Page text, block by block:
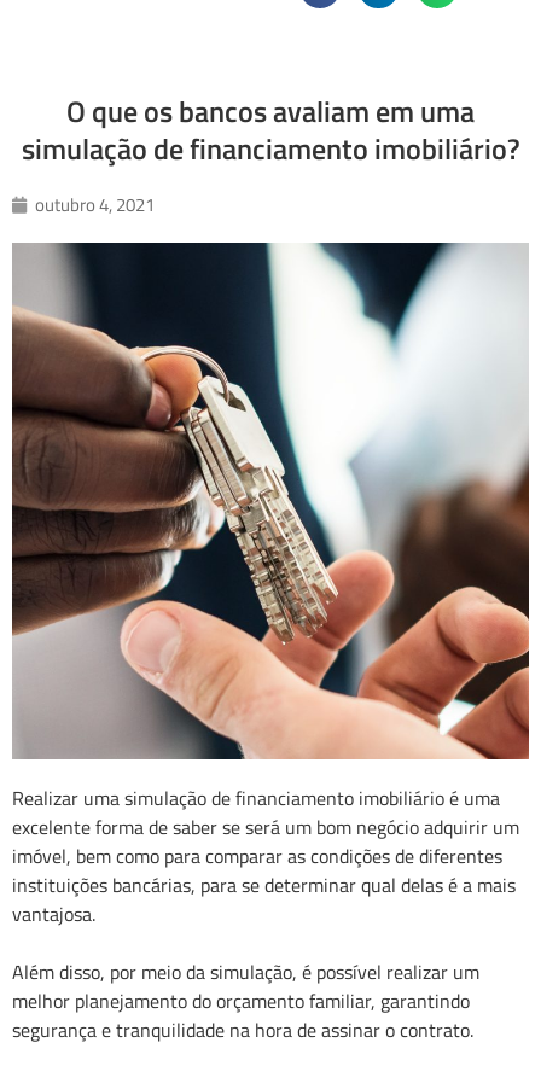
O que os bancos avaliam em uma
simulação de financiamento imobiliário?
outubro 4, 2021
Realizar uma simulação de financiamento imobiliário é uma
excelente forma de saber se será um bom negócio adquirir um
imóvel, bem como para comparar as condições de diferentes
instituições bancárias, para se determinar qual delas é a mais
vantajosa.
Além disso, por meio da simulação, é possível realizar um
melhor planejamento do orçamento familiar, garantindo
segurança e tranquilidade na hora de assinar o contrato.